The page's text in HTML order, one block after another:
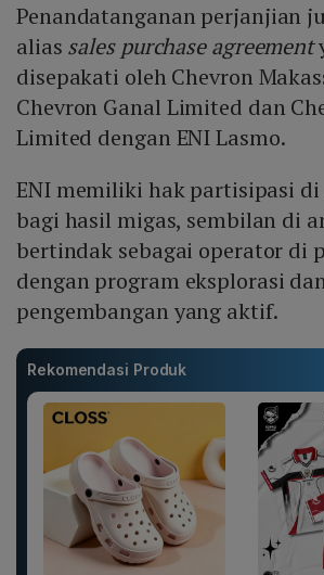
Penandatanganan perjanjian
alias sales purchase agreement
disepakati oleh Chevron
Chevron Ganal Limited dan
Limited dengan ENI Lasmo.
ENI memiliki hak partisipasi
bagi hasil migas, sembilan di
bertindak sebagai operator di
dengan program eksplorasi
pengembangan yang aktif.
Rekomendasi Produk